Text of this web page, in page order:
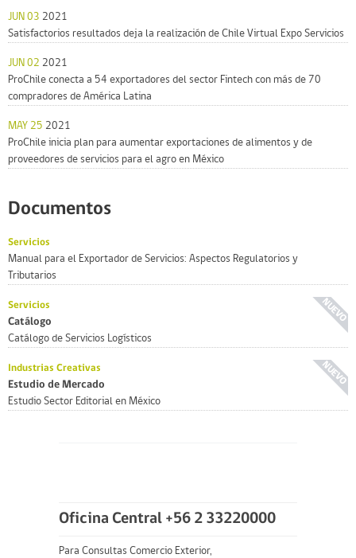
JUN 03 2021
Satisfactorios resultados deja la realización de Chile Virtual Expo Servicios
JUN 02 2021
ProChile conecta a 54 exportadores del sector Fintech con más de 70
compradores de América Latina
MAY 25 2021
ProChile inicia plan para aumentar exportaciones de alimentos y de
proveedores de servicios para el agro en México
Documentos
Servicios
Manual para el Exportador de Servicios: Aspectos Regulatorios y
Tributarios
Servicios
Catálogo
Catálogo de Servicios Logísticos
Industrias Creativas
Estudio de Mercado
Estudio Sector Editorial en México
Oficina Central +56 2 33220000
Para Consultas Comercio Exterior,